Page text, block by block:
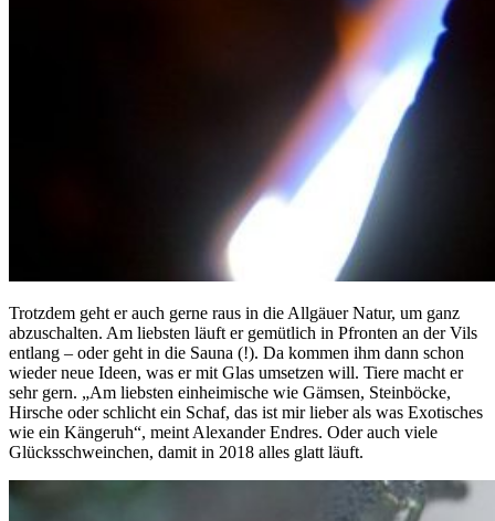
Trotzdem geht er auch gerne raus in die Allgäuer Natur, um ganz
abzuschalten. Am liebsten läuft er gemütlich in Pfronten an der Vils
entlang – oder geht in die Sauna (!). Da kommen ihm dann schon
wieder neue Ideen, was er mit Glas umsetzen will. Tiere macht er
sehr gern. „Am liebsten einheimische wie Gämsen, Steinböcke,
Hirsche oder schlicht ein Schaf, das ist mir lieber als was Exotisches
wie ein Kängeruh“, meint Alexander Endres. Oder auch viele
Glücksschweinchen, damit in 2018 alles glatt läuft.